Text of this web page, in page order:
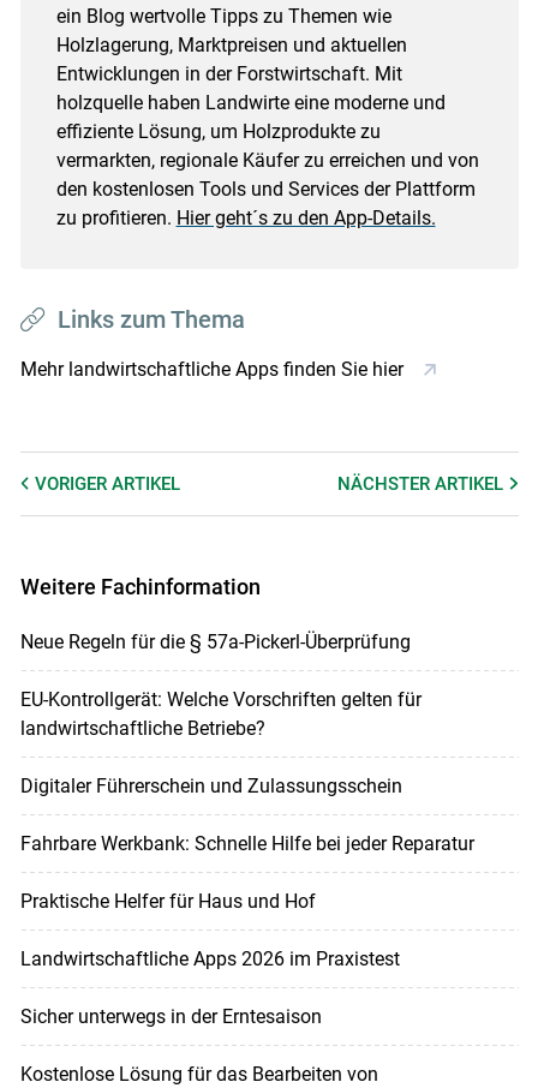
ein Blog wertvolle Tipps zu Themen wie
Holzlagerung, Marktpreisen und aktuellen
Entwicklungen in der Forstwirtschaft. Mit
holzquelle haben Landwirte eine moderne und
effiziente Lösung, um Holzprodukte zu
vermarkten, regionale Käufer zu erreichen und von
den kostenlosen Tools und Services der Plattform
zu profitieren. Hier geht´s zu den App-Details.
Links zum Thema
Mehr landwirtschaftliche Apps finden Sie hier
VORIGER ARTIKEL NÄCHSTERARTIKEL
Weitere Fachinformation
Neue Regeln für die § 57a-Pickerl-Überprüfung
EU-Kontrollgerät: Welche Vorschriften gelten für
landwirtschaftliche Betriebe?
Digitaler Führerschein und Zulassungsschein
Fahrbare Werkbank: Schnelle Hilfe bei jeder Reparatur
Praktische Helfer für Haus und Hof
Landwirtschaftliche Apps 2026 im Praxistest
Sicher unterwegs in der Erntesaison
Kostenlose Lösung für das Bearbeiten von